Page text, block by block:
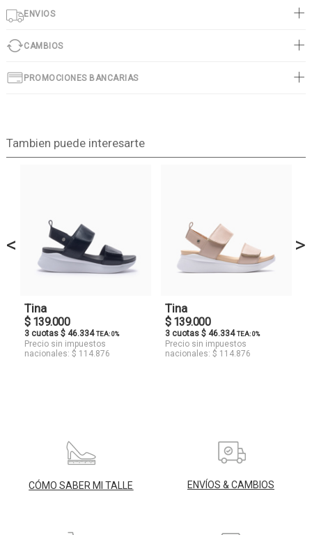
ENVIOS
CAMBIOS
PROMOCIONES BANCARIAS
Tambien puede interesarte
<
Tina
$ 139.000
3 cuotas $ 46.334TEA: 0%
Precio sin impuestos
nacionales: $ 114.876
Tina
$ 139.000
3 cuotas $ 46.334TEA: 0%
Precio sin impuestos
nacionales: $ 114.876
>
CÓMO SABER MI TALLE ENVÍOS & CAMBIOS